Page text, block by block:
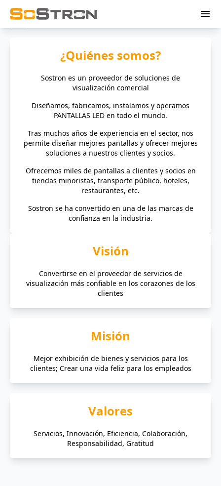
menu
¿Quiénes somos?
Sostron es un proveedor de soluciones de
visualización comercial
Diseñamos, fabricamos, instalamos y operamos
PANTALLAS LED en todo el mundo.
Tras muchos años de experiencia en el sector, nos
permite diseñar mejores pantallas y ofrecer mejores
soluciones a nuestros clientes y socios.
Ofrecemos miles de pantallas a clientes y socios en
tiendas minoristas, transporte público, hoteles,
restaurantes, etc.
Sostron se ha convertido en una de las marcas de
confianza en la industria.
Visión
Convertirse en el proveedor de servicios de
visualización más confiable en los corazones de los
clientes
Misión
Mejor exhibición de bienes y servicios para los
clientes; Crear una vida feliz para los empleados
Valores
Servicios, Innovación, Eficiencia, Colaboración,
Responsabilidad, Gratitud